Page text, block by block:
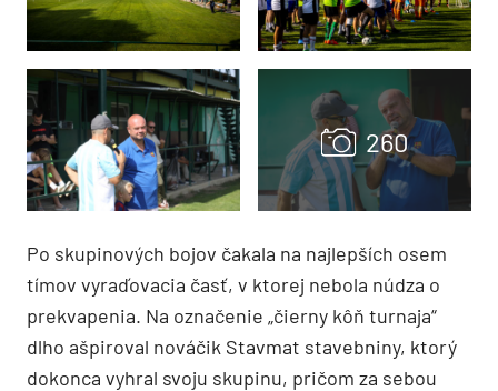
Po skupinových bojov čakala na najlepších osem
tímov vyraďovacia časť, v ktorej nebola núdza o
prekvapenia. Na označenie „čierny kôň turnaja“
dlho ašpiroval nováčik Stavmat stavebniny, ktorý
dokonca vyhral svoju skupinu, pričom za sebou